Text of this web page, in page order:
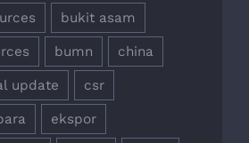
bukit asam
bumn china
update csr
ekspor